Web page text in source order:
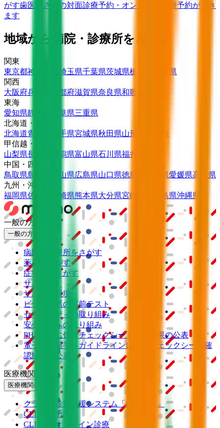
がす歯医者さんの対面診療予約・オンライン診療予約ができ
ます
地域から病院・診療所をさがす
関東
東京都神奈川県 埼玉県千葉県茨城県栃木県
群馬県
関西
大阪府兵庫県 京都府滋賀県奈良県和歌山県
東海
愛知県静岡県 岐阜県三重県
北海道・東北
北海道青森県 岩手県宮城県秋田県山形県
甲信越・北陸
山梨県長野県 新潟県富山県石川県福井県
中国・四国
鳥取県島根県 岡山県広島県山口県徳島県 香川県愛媛県高知県
九州・沖縄
福岡県佐賀県 長崎県熊本県大分県宮崎県 鹿児島県沖縄県
一般の方
一般の方
病院・診療所をさがす
薬局をさがす
症状からさがす
サポート
サポート環境
ビデオ通話の事前テスト
セキュリティの取り組み
安心安全への取り組み
PHR指針に係るチェックシート確認結果の公表
電子版お薬手帳ガイドラインに係るチェックシート確
認結果の公表
医療機関の方
医療機関の方
クラウド診療 支援システム
「CLINICS」
CLINICS予約
CLINICSオンライン診療